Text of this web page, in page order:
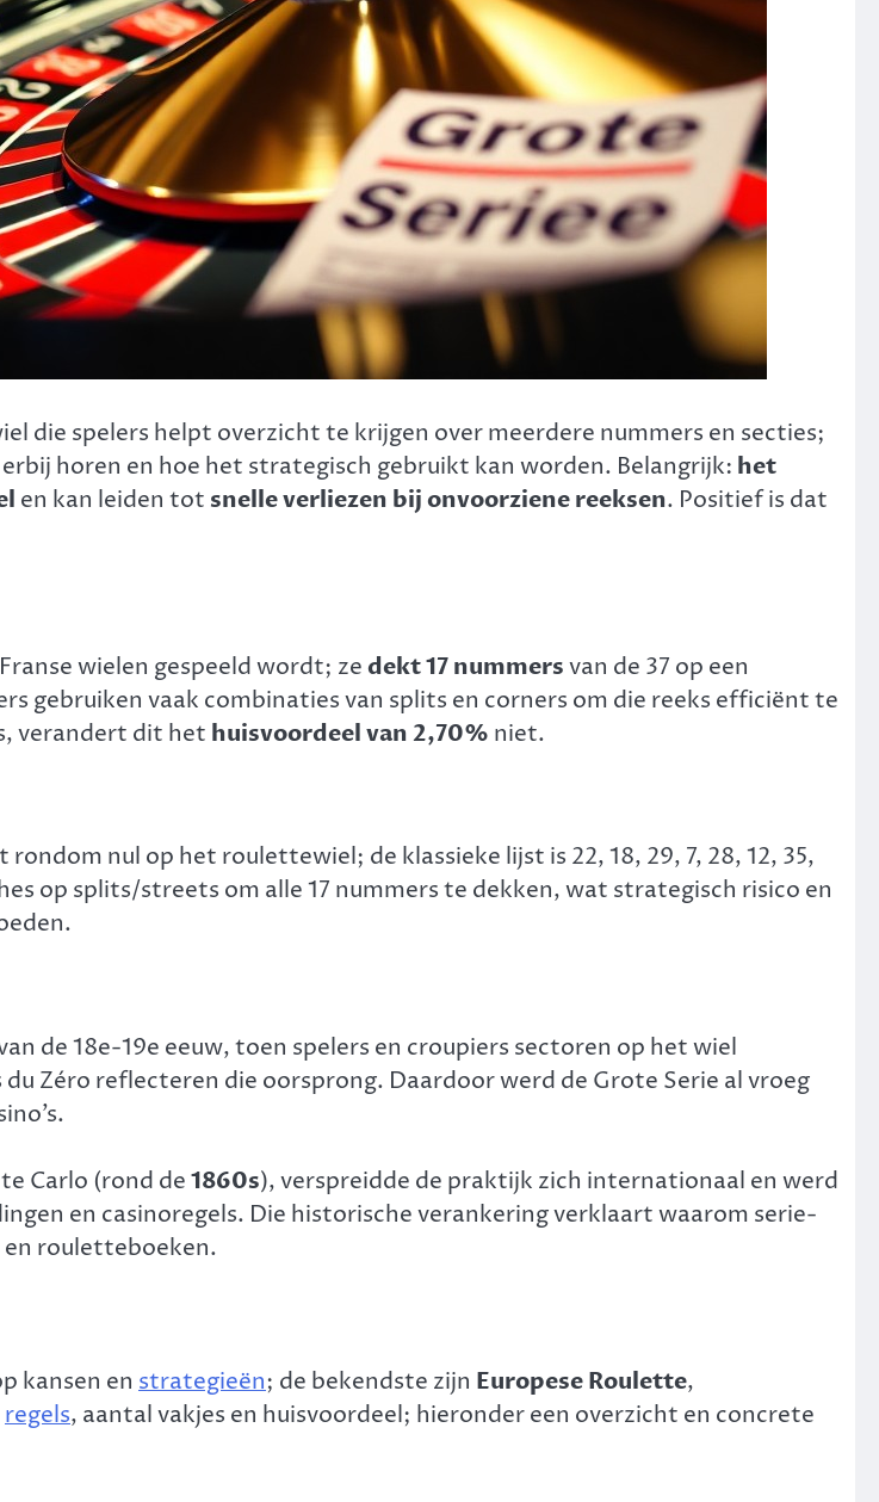
die spelers helpt overzicht te krijgen over meerdere nummers en secties;
horen en hoe het strategisch gebruikt kan worden. Belangrijk: het
en kan leiden tot snelle verliezen bij onvoorziene reeksen. Positief is dat
wielen gespeeld wordt; zedekt 17 nummersvan de 37 op een
gebruiken vaak combinaties van splits en corners om die reeks efficiënt te
verandert dit het huisvoordeel van 2,70% niet.
nul op het roulettewiel; de klassieke lijst is 22, 18, 29, 7, 28, 12, 35,
op splits/streets om alle 17 nummers te dekken, wat strategisch risico en
de 18e-19e eeuw, toen spelers en croupiers sectoren op het wiel
Zéro reflecteren die oorsprong. Daardoor werd de Grote Serie al vroeg
Carlo (rond de1860s), verspreidde de praktijk zich internationaal en werd
en casinoregels. Die historische verankering verklaart waarom serie-
en rouletteboeken.
kansen en strategieën; de bekendste zijn Europese Roulette,
regels, aantal vakjes en huisvoordeel; hieronder een overzicht en concrete